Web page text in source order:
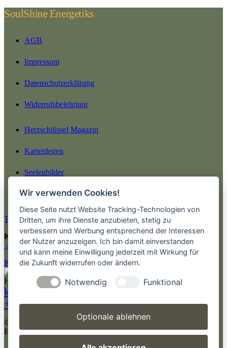
SoulShine Energetiks
AGB
Impressum
Datenschutzerklärung
Widerrufsbelehrung
Herzschlüssel Magazin
Kartenlegen
Seelenbilder
Preise
Termin buchen
Kostenlose Impulse & Wochenbotschaften
→ Jetzt kostenlos abonnieren
Kreative Arbeit & Seelenbilder → Essenz Studio by Dani
kontakt@medium-daniela-engeser.de
+49151-41639974
© 2013- 2026 SoulShine Energetik & Lebensberatung Daniela
Engeser
Wir verwenden Cookies!
Diese Seite nutzt Website Tracking-Technologien von
Dritten, um ihre Dienste anzubieten, stetig zu
verbessern und Werbung entsprechend der Interessen
der Nutzer anzuzeigen. Ich bin damit einverstanden
und kann meine Einwilligung jederzeit mit Wirkung für
die Zukunft widerrufen oder ändern.
Notwendig Funktional
Optionale ablehnen